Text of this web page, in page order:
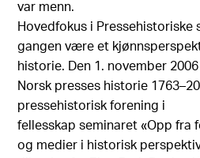
var menn.
Hovedfokus i Pressehistoriske
gangen være et
historie. Den 1. november
Norsk presses historie
pressehistorisk forening i
fellesskap seminaret «Opp fra
og medier i historisk